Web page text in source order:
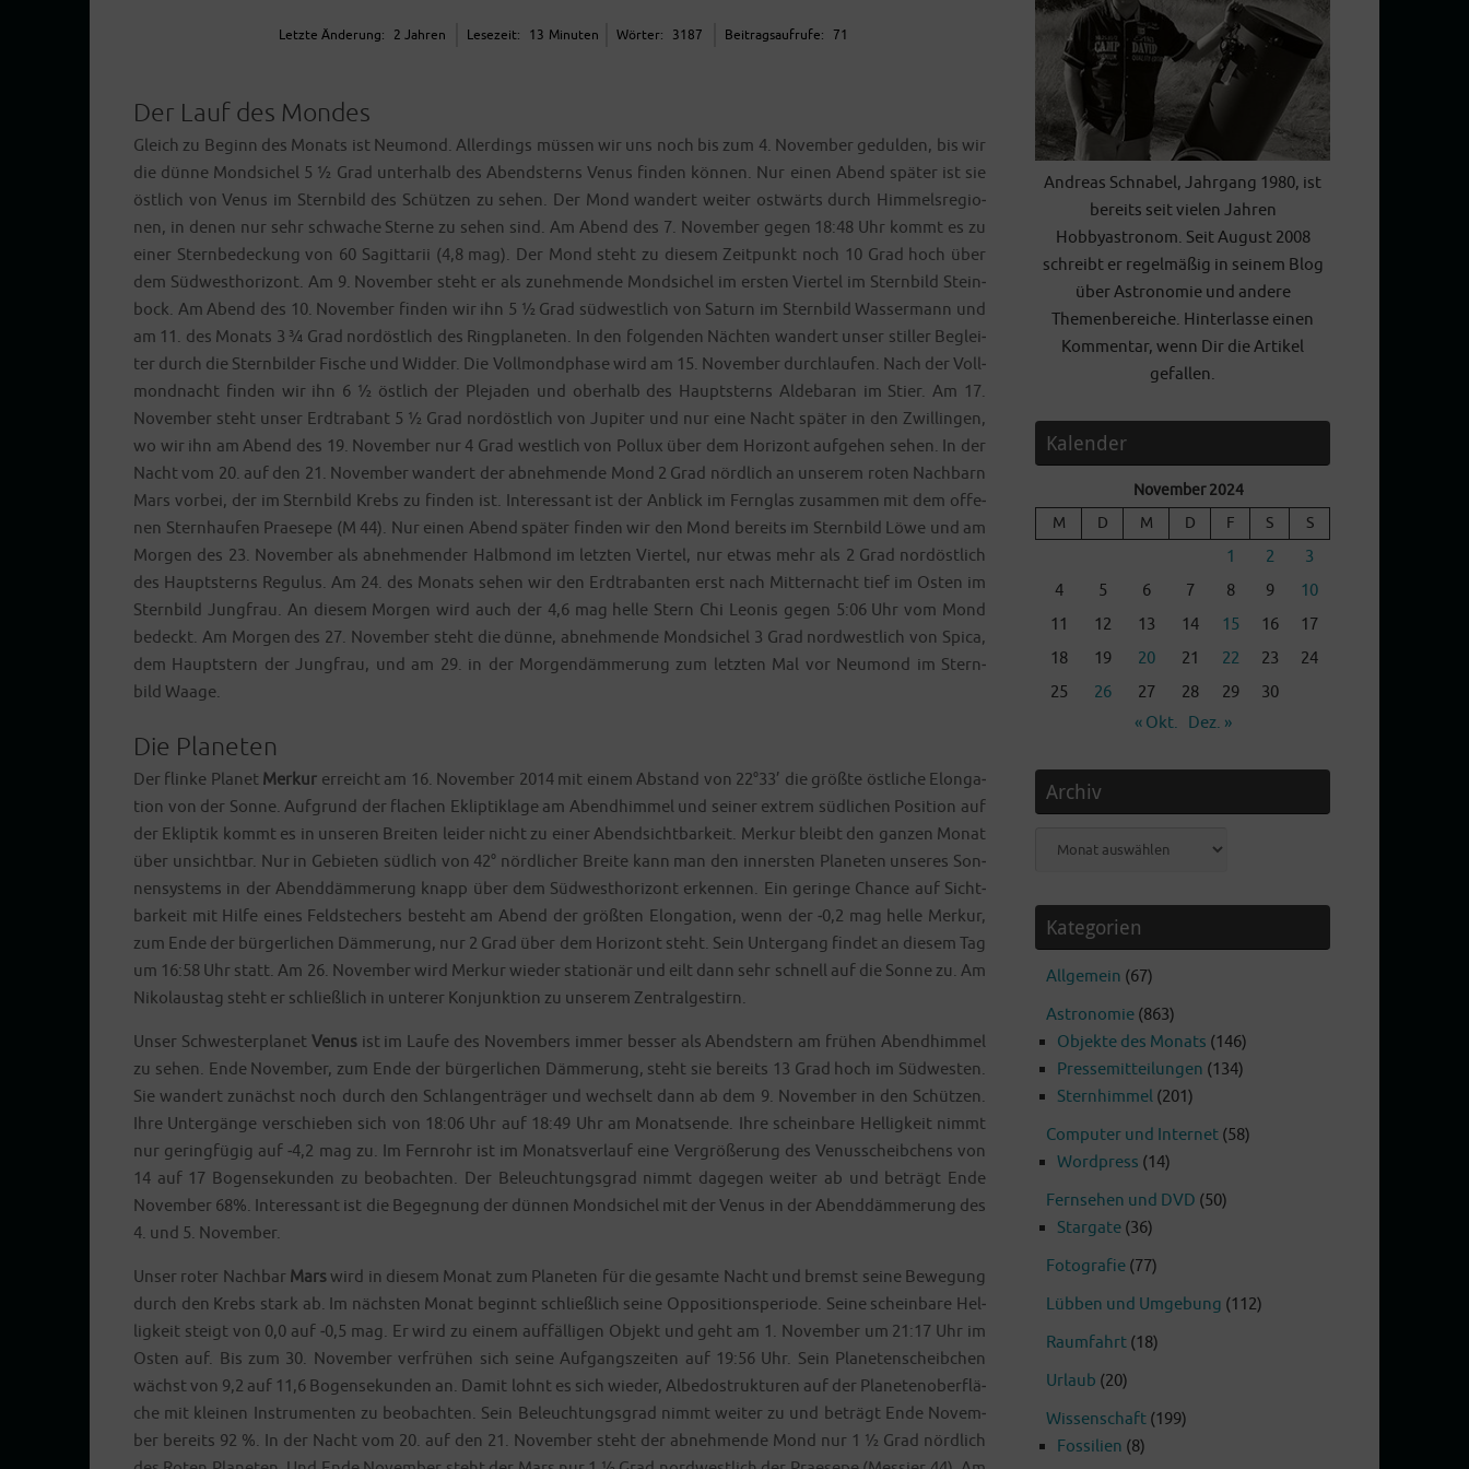
Letz­te Ände­rung: 2 Jah­ren Lese­zeit: 13 Minu­ten Wör­ter: 3187 Bei­trags­auf­ru­fe: 71
Der Lauf des Mondes
Gleich zu Beginn des Monats ist Neu­mond. Aller­dings müs­sen wir uns noch bis zum 4. Novem­ber gedul­den, bis wir
die dün­ne Mond­si­chel 5 ½ Grad unter­halb des Abend­sterns Venus fin­den kön­nen. Nur einen Abend spä­ter ist sie
öst­lich von Venus im Stern­bild des Schüt­zen zu sehen. Der Mond wan­dert wei­ter ost­wärts durch Him­mels­re­gio­
nen, in denen nur sehr schwa­che Ster­ne zu sehen sind. Am Abend des 7. Novem­ber gegen 18:48 Uhr kommt es zu
einer Stern­be­de­ckung von 60 Sagit­ta­rii (4,8 mag). Der Mond steht zu die­sem Zeit­punkt noch 10 Grad hoch über
dem Süd­west­ho­ri­zont. Am 9. Novem­ber steht er als zuneh­men­de Mond­si­chel im ers­ten Vier­tel im Stern­bild Stein­
bock. Am Abend des 10. Novem­ber fin­den wir ihn 5 ½ Grad süd­west­lich von Saturn im Stern­bild Was­ser­mann und
am 11. des Monats 3 ¾ Grad nord­öst­lich des Ring­pla­ne­ten. In den fol­gen­den Näch­ten wan­dert unser stil­ler Beglei­
ter durch die Stern­bil­der Fische und Wid­der. Die Voll­mond­pha­se wird am 15. Novem­ber durch­lau­fen. Nach der Voll­
mond­nacht fin­den wir ihn 6 ½ öst­lich der Ple­ja­den und ober­halb des Haupt­sterns Alde­ba­ran im Stier. Am 17.
Novem­ber steht unser Erd­tra­bant 5 ½ Grad nord­öst­lich von Jupi­ter und nur eine Nacht spä­ter in den Zwil­lin­gen,
wo wir ihn am Abend des 19. Novem­ber nur 4 Grad west­lich von Pol­lux über dem Hori­zont auf­ge­hen sehen. In der
Nacht vom 20. auf den 21. Novem­ber wan­dert der abneh­men­de Mond 2 Grad nörd­lich an unse­rem roten Nach­barn
Mars vor­bei, der im Stern­bild Krebs zu fin­den ist. Inter­es­sant ist der Anblick im Fern­glas zusam­men mit dem offe­
nen Stern­hau­fen Prae­se­pe (M 44). Nur einen Abend spä­ter fin­den wir den Mond bereits im Stern­bild Löwe und am
Mor­gen des 23. Novem­ber als abneh­men­der Halb­mond im letz­ten Vier­tel, nur etwas mehr als 2 Grad nord­öst­lich
des Haupt­sterns Regu­lus. Am 24. des Monats sehen wir den Erd­tra­ban­ten erst nach Mit­ter­nacht tief im Osten im
Stern­bild Jung­frau. An die­sem Mor­gen wird auch der 4,6 mag hel­le Stern Chi Leo­nis gegen 5:06 Uhr vom Mond
bedeckt. Am Mor­gen des 27. Novem­ber steht die dün­ne, abneh­men­de Mond­si­chel 3 Grad nord­west­lich von Spi­ca,
dem Haupt­stern der Jung­frau, und am 29. in der Mor­gen­däm­me­rung zum letz­ten Mal vor Neu­mond im Stern­
bild Waage.
Die Planeten
Der flin­ke Pla­net Mer­kur erreicht am 16. Novem­ber 2014 mit einem Abstand von 22°33’ die größ­te öst­li­che Elon­ga­
ti­on von der Son­ne. Auf­grund der fla­chen Eklip­tik­la­ge am Abend­him­mel und sei­ner extrem süd­li­chen Posi­ti­on auf
der Eklip­tik kommt es in unse­ren Brei­ten lei­der nicht zu einer Abend­sicht­bar­keit. Mer­kur bleibt den gan­zen Monat
über unsicht­bar. Nur in Gebie­ten süd­lich von 42° nörd­li­cher Brei­te kann man den inners­ten Pla­ne­ten unse­res Son­
nen­sys­tems in der Abend­däm­me­rung knapp über dem Süd­west­ho­ri­zont erken­nen. Ein gerin­ge Chan­ce auf Sicht­
bar­keit mit Hil­fe eines Feld­ste­chers besteht am Abend der größ­ten Elon­ga­ti­on, wenn der ‑0,2 mag hel­le Mer­kur,
zum Ende der bür­ger­li­chen Däm­me­rung, nur 2 Grad über dem Hori­zont steht. Sein Unter­gang fin­det an die­sem Tag
um 16:58 Uhr statt. Am 26. Novem­ber wird Mer­kur wie­der sta­tio­när und eilt dann sehr schnell auf die Son­ne zu. Am
Niko­laus­tag steht er schließ­lich in unte­rer Kon­junk­ti­on zu unse­rem Zentralgestirn.
Unser Schwes­ter­pla­net Venusist im Lau­fe des Novem­bers immer bes­ser als Abend­stern am frü­hen Abend­him­mel
zu sehen. Ende Novem­ber, zum Ende der bür­ger­li­chen Däm­me­rung, steht sie bereits 13 Grad hoch im Süd­wes­ten.
Sie wan­dert zunächst noch durch den Schlan­gen­trä­ger und wech­selt dann ab dem 9. Novem­ber in den Schüt­zen.
Ihre Unter­gän­ge ver­schie­ben sich von 18:06 Uhr auf 18:49 Uhr am Monats­en­de. Ihre schein­ba­re Hel­lig­keit nimmt
nur gering­fü­gig auf ‑4,2 mag zu. Im Fern­rohr ist im Monats­ver­lauf eine Ver­grö­ße­rung des Venus­scheib­chens von
14 auf 17 Bogen­se­kun­den zu beob­ach­ten. Der Beleuch­tungs­grad nimmt dage­gen wei­ter ab und beträgt Ende
Novem­ber 68%. Inter­es­sant ist die Begeg­nung der dün­nen Mond­si­chel mit der Venus in der Abend­däm­me­rung des
4. und 5. November.
Unser roter Nach­bar Marswird in die­sem Monat zum Pla­ne­ten für die gesam­te Nacht und bremst sei­ne Bewe­gung
durch den Krebs stark ab. Im nächs­ten Monat beginnt schließ­lich sei­ne Oppo­si­ti­ons­pe­ri­ode. Sei­ne schein­ba­re Hel­
lig­keit steigt von 0,0 auf ‑0,5 mag. Er wird zu einem auf­fäl­li­gen Objekt und geht am 1. Novem­ber um 21:17 Uhr im
Osten auf. Bis zum 30. Novem­ber ver­frü­hen sich sei­ne Auf­gangs­zei­ten auf 19:56 Uhr. Sein Pla­ne­ten­scheib­chen
wächst von 9,2 auf 11,6 Bogen­se­kun­den an. Damit lohnt es sich wie­der, Albe­d­o­st­ruk­tu­ren auf der Pla­ne­ten­ober­flä­
che mit klei­nen Instru­men­ten zu beob­ach­ten. Sein Beleuch­tungs­grad nimmt wei­ter zu und beträgt Ende Novem­
ber bereits 92 %. In der Nacht vom 20. auf den 21. Novem­ber steht der abneh­men­de Mond nur 1 ½ Grad nörd­lich
Andreas Schnabel, Jahrgang 1980, ist
bereits seit vielen Jahren
Hobbyastronom. Seit August 2008
schreibt er regelmäßig in seinem Blog
über Astronomie und andere
Themenbereiche. Hinterlasse einen
Kommentar, wenn Dir die Artikel
gefallen.
Kalender
November 2024
M
D M D F S S
1 2
3
4
5 6 7 8 9
10
11
12 13 14 15 16
17
18
19 20 21 22 23
24
25
26 27 28 29
30
« Okt. Dez. »
Archiv
Kategorien
Allgemein (67)
Astronomie (863)
Objekte des Monats (146)
Pressemitteilungen (134)
Sternhimmel (201)
Computer und Internet (58)
Wordpress (14)
Fernsehen und DVD (50)
Stargate (36)
Fotografie (77)
Lübben und Umgebung (112)
Raumfahrt (18)
Urlaub (20)
Wissenschaft (199)
Fossilien (8)